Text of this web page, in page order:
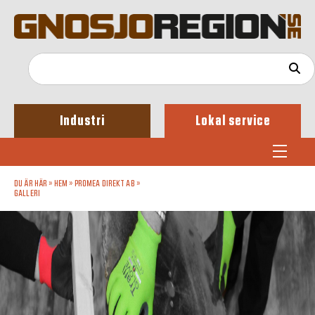
Industri Lokal service
DU ÄR HÄR » HEM » PROMEA DIREKT AB »
GALLERI